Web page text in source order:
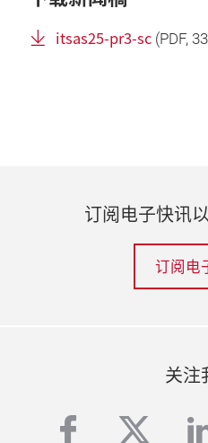
itsas25-pr3-sc (PDF,
订阅电子快讯
订阅电
关注
facebook